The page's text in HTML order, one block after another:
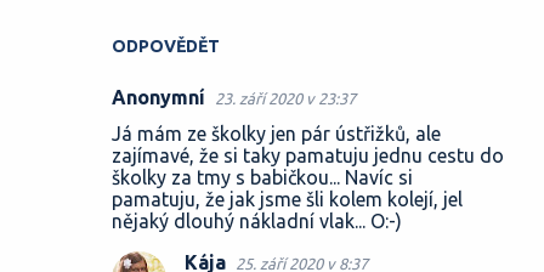
ODPOVĚDĚT
Anonymní 23. září 2020 v 23:37
Já mám ze školky jen pár ústřižků, ale
zajímavé, že si taky pamatuju jednu cestu do
školky za tmy s babičkou... Navíc si
pamatuju, že jak jsme šli kolem kolejí, jel
nějaký dlouhý nákladní vlak... O:-)
Kája 25. září 2020 v 8:37